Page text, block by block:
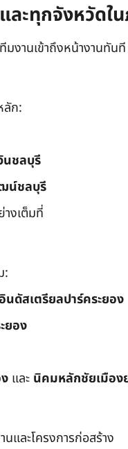
ะทุกจังหวัดใ
มงานเข้าถึงหน้างานทั
ลัก:
นชลบุรี
น์ชลบุรี
งเต็มที่
:
ดัสเตรียลปาร์คระยอง
ยอง
และ นิคมหลักชัยเมือง
นและโครงการก่อสร้าง